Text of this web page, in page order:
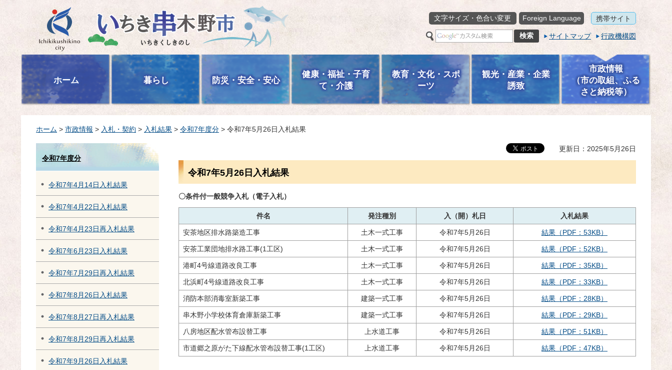
いちき串木野市
文字サイズ・色合い変更
Foreign Language 携帯サイト
サイトマップ 行政機構図
ホーム 暮らし 防災・安全・安心
健康・福祉・子育
て・介護
教育・文化・スポ
ーツ
観光・産業・企業
誘致
市政情報
（市の取組、ふる
さと納税等）
ホーム > 市政情報 > 入札・契約 > 入札結果 > 令和7年度分 > 令和7年5月26日入札結果
令和7年度分
令和7年4月14日入札結果
令和7年4月22日入札結果
令和7年4月23日再入札結果
令和7年6月23日入札結果
令和7年7月29日再入札結果
令和7年8月26日入札結果
令和7年8月27日再入札結果
令和7年8月29日再入札結果
令和7年9月26日入札結果
更新日：2025年5月26日
令和7年5月26日入札結果
〇条件付一般競争入札（電子入札）
件名 発注種別 入（開）札日 入札結果
安茶地区排水路築造工事 土木一式工事 令和7年5月26日 結果（PDF：53KB）
安茶工業団地排水路工事(1工区) 土木一式工事 令和7年5月26日 結果（PDF：52KB）
港町4号線道路改良工事 土木一式工事 令和7年5月26日 結果（PDF：35KB）
北浜町4号線道路改良工事 土木一式工事 令和7年5月26日 結果（PDF：33KB）
消防本部消毒室新築工事 建築一式工事 令和7年5月26日 結果（PDF：28KB）
串木野小学校体育倉庫新築工事 建築一式工事 令和7年5月26日 結果（PDF：29KB）
八房地区配水管布設替工事 上水道工事 令和7年5月26日 結果（PDF：51KB）
市道郷之原がた下線配水管布設替工事(1工区) 上水道工事 令和7年5月26日 結果（PDF：47KB）